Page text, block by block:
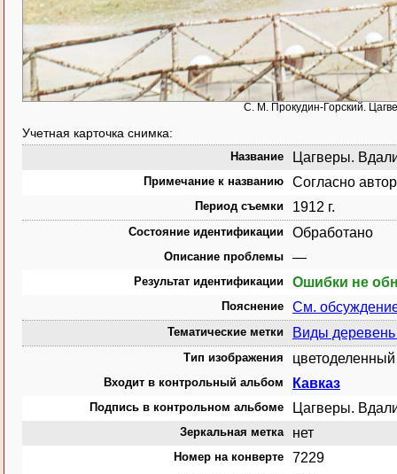
С. М. Прокудин-Горский.
Учетная карточка снимка:
Название Цагверы.
Примечание к названию Согласно
Период съемки 1912 г.
Состояние идентификации Обработано
Описание проблемы —
Результат идентификации Ошибки не
Пояснение См.
Тематические метки Виды деревень
Тип изображения
Входит в контрольный альбом Кавказ
Подпись в контрольном альбоме Цагверы.
Зеркальная метка нет
Номер на конверте 7229